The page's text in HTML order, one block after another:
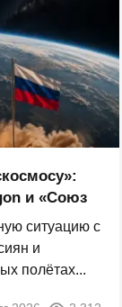
и «Союз
ситуацию с
и
полётах...